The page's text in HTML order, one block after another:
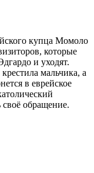
купца Момоло
которые
и уходят.
мальчика, а
в еврейское
своё обращение.